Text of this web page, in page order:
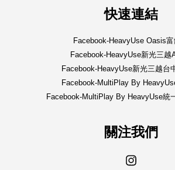
快速連結
Facebook-HeavyUse Oasis
Facebook-HeavyUse新光三越
Facebook-HeavyUse新光三越台
Facebook-MultiPlay By
Facebook-MultiPlay By HeavyUse統
關注我們